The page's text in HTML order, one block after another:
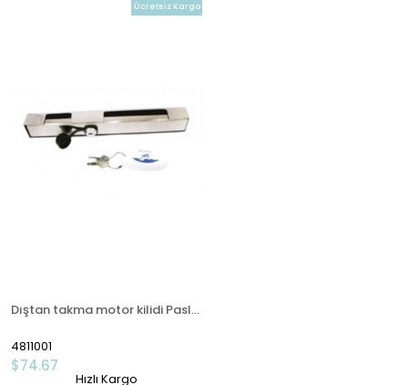
Dıştan takma motor kilidi Paslanmaz Çelik
4811001
$74.67
Ücretsiz Kargo
Hızlı Kargo